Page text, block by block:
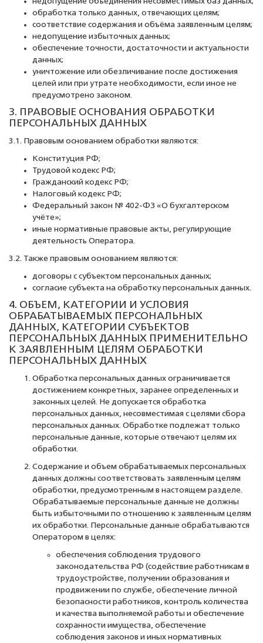
обработка только данных, отвечающих целям;
соответствие содержания и объёма заявленным целям;
недопущение избыточных данных;
обеспечение точности, достаточности и актуальности
данных;
уничтожение или обезличивание после достижения
целей или при утрате необходимости, если иное не
предусмотрено законом.
3. ПРАВОВЫЕ ОСНОВАНИЯ ОБРАБОТКИ
ПЕРСОНАЛЬНЫХ ДАННЫХ
3.1. Правовым основанием обработки являются:
Конституция РФ;
Трудовой кодекс РФ;
Гражданский кодекс РФ;
Налоговый кодекс РФ;
Федеральный закон № 402-ФЗ «О бухгалтерском
учёте»;
иные нормативные правовые акты, регулирующие
деятельность Оператора.
3.2. Также правовым основанием являются:
договоры с субъектом персональных данных;
согласие субъекта на обработку персональных данных.
4. ОБЪЕМ, КАТЕГОРИИ И УСЛОВИЯ
ОБРАБАТЫВАЕМЫХ ПЕРСОНАЛЬНЫХ
ДАННЫХ, КАТЕГОРИИ СУБЪЕКТОВ
ПЕРСОНАЛЬНЫХ ДАННЫХ ПРИМЕНИТЕЛЬНО
К ЗАЯВЛЕННЫМ ЦЕЛЯМ ОБРАБОТКИ
ПЕРСОНАЛЬНЫХ ДАННЫХ
Обработка персональных данных ограничивается
достижением конкретных, заранее определенных и
законных целей. Не допускается обработка
персональных данных, несовместимая с целями сбора
персональных данных. Обработке подлежат только
персональные данные, которые отвечают целям их
обработки.
Содержание и объем обрабатываемых персональных
данных должны соответствовать заявленным целям
обработки, предусмотренным в настоящем разделе.
Обрабатываемые персональные данные не должны
быть избыточными по отношению к заявленным целям
их обработки. Персональные данные обрабатываются
Оператором в целях:
обеспечения соблюдения трудового
законодательства РФ (содействие работникам в
трудоустройстве, получении образования и
продвижении по службе, обеспечение личной
безопасности работников, контроль количества
и качества выполняемой работы и обеспечение
сохранности имущества, обеспечение
соблюдения законов и иных нормативных